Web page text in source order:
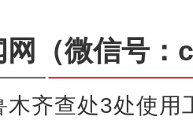
（微信号
木齐查处3处使用